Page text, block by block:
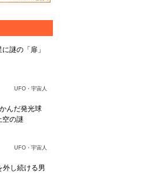
謎の「扉」
UFO・宇宙人
んだ発光球
空の謎
UFO・宇宙人
外し続ける男